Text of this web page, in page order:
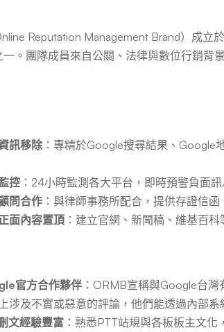
Reputation Management Brand）成立
一。團隊成員來自公關、法律與數位行銷
訊移除：專精於Google搜尋結果、Google
控 ：24小時監測各大平台，即時預警負面訊
問合作 ：與律師事務所配合，提供存證信函
面內容置頂 ：建立官網、新聞稿、維基百
官方合作夥伴 ：ORMB宣稱與Google台
涉及不實或惡意的評論，他們能透過內部
文經驗豐富 ：熟悉PTT站規與各板板主文